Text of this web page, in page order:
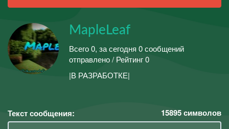
MapleLeaf
Всего 0, за сегодня 0 сообщений
отправлено / Рейтинг 0
|В РАЗРАБОТКЕ|
Текст сообщения: 15895символов